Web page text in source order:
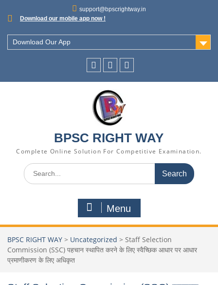
support@bpscrightway.in
Download our mobile app now !
Download Our App
BPSC RIGHT WAY
Complete Online Solution For Competitive Examination.
Menu
BPSC RIGHT WAY > Uncategorized > Staff Selection
Commission (SSC) पहचान स्थापित करने के लिए स्वैच्छिक आधार पर आधार
प्रमाणीकरण के लिए अधिकृत